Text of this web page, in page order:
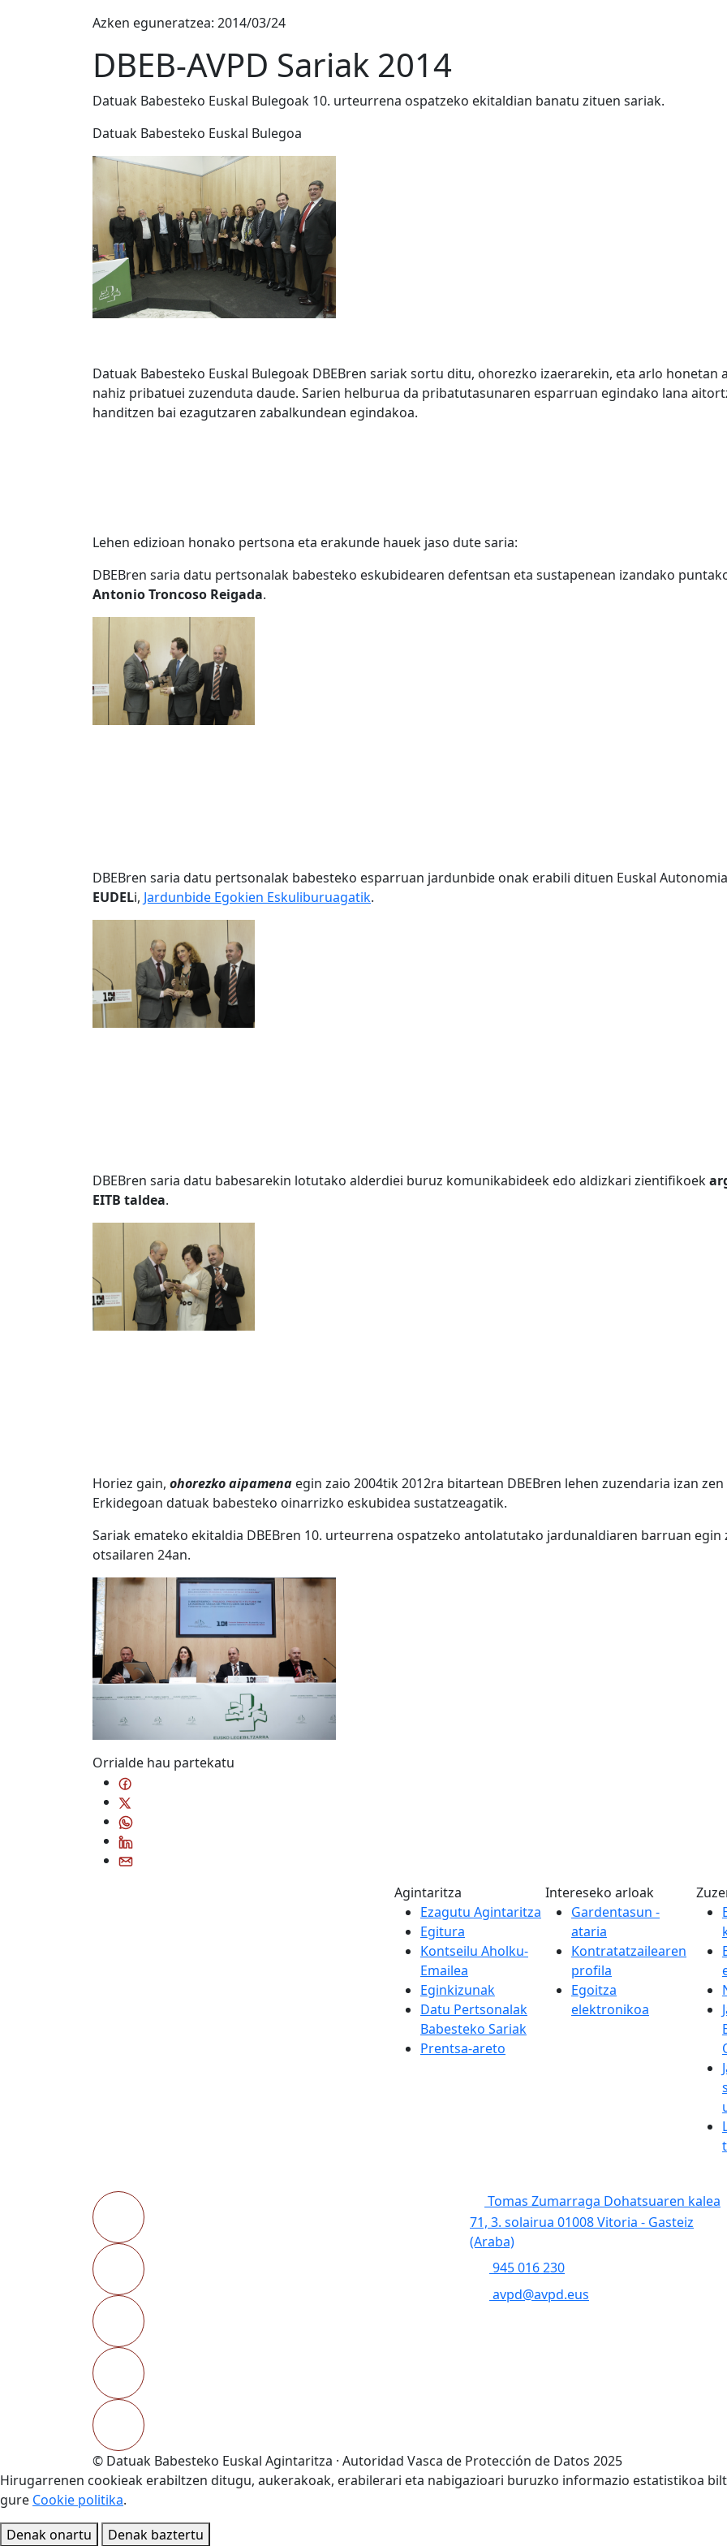
Azken eguneratzea: 2014/03/24
DBEB-AVPD Sariak 2014
Datuak Babesteko Euskal Bulegoak 10. urteurrena ospatzeko ekitaldian banatu zituen sariak.
Datuak Babesteko Euskal Bulegoa
Datuak Babesteko Euskal Bulegoak DBEBren sariak sortu ditu, ohorezko izaerarekin, eta arlo
nahiz pribatuei zuzenduta daude. Sarien helburua da pribatutasunaren esparruan egindako lana
handitzen bai ezagutzaren zabalkundean egindakoa.
Lehen edizioan honako pertsona eta erakunde hauek jaso dute saria:
DBEBren saria datu pertsonalak babesteko eskubidearen defentsan eta sustapenean izandako
Antonio Troncoso Reigada.
DBEBren saria datu pertsonalak babesteko esparruan jardunbide onak erabili dituen Euskal
EUDELi, Jardunbide Egokien Eskuliburuagatik.
DBEBren saria datu babesarekin lotutako alderdiei buruz komunikabideek edo aldizkari zientifikoek
EITB taldea.
Horiez gain, ohorezko aipamena egin zaio 2004tik 2012ra bitartean DBEBren lehen zuzendaria izan zen
Erkidegoan datuak babesteko oinarrizko eskubidea sustatzeagatik.
Sariak emateko ekitaldia DBEBren 10. urteurrena ospatzeko antolatutako jardunaldiaren barruan egin
otsailaren 24an.
Orrialde hau partekatu
Agintaritza
Ezagutu Agintaritza
Egitura
Kontseilu Aholku-
Emailea
Eginkizunak
Datu Pertsonalak
Babesteko Sariak
Prentsa-areto
Intereseko arloak
Gardentasun -
ataria
Kontratatzailearen
profila
Egoitza
elektronikoa
Tomas Zumarraga Dohatsuaren kalea
71, 3. solairua 01008 Vitoria - Gasteiz
(Araba)
945 016 230
avpd@avpd.eus
© Datuak Babesteko Euskal Agintaritza · Autoridad Vasca de Protección de Datos 2025
Hirugarrenen cookieak erabiltzen ditugu, aukerakoak, erabilerari eta nabigazioari buruzko informazio estatistikoa
gure Cookie politika.
Denak onartu
Denak baztertu